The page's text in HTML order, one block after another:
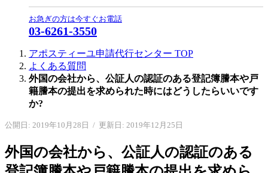
お急ぎの方は今すぐお電話
03-6261-3550
アポスティーユ申請代行センター TOP
よくある質問
外国の会社から、公証人の認証のある登記簿謄本や戸
籍謄本の提出を求められた時にはどうしたらいいです
か?
公開日: 2019年10月28日 / 更新日: 2019年12月25日
外国の会社から、公証人の認証のある